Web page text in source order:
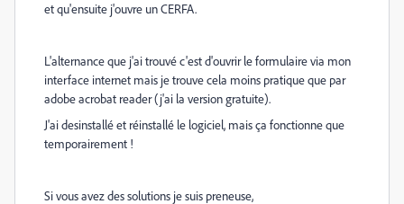
et qu'ensuite j'ouvre un CERFA.
L'alternance que j'ai trouvé c'est d'ouvrir le formulaire via mon
interface internet mais je trouve cela moins pratique que par
adobe acrobat reader (j'ai la version gratuite).
J'ai desinstallé et réinstallé le logiciel, mais ça fonctionne que
temporairement !
Si vous avez des solutions je suis preneuse,